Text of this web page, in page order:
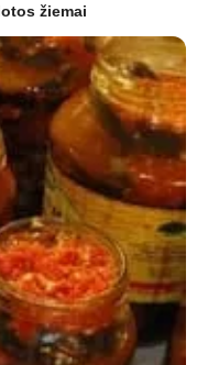
žiemai